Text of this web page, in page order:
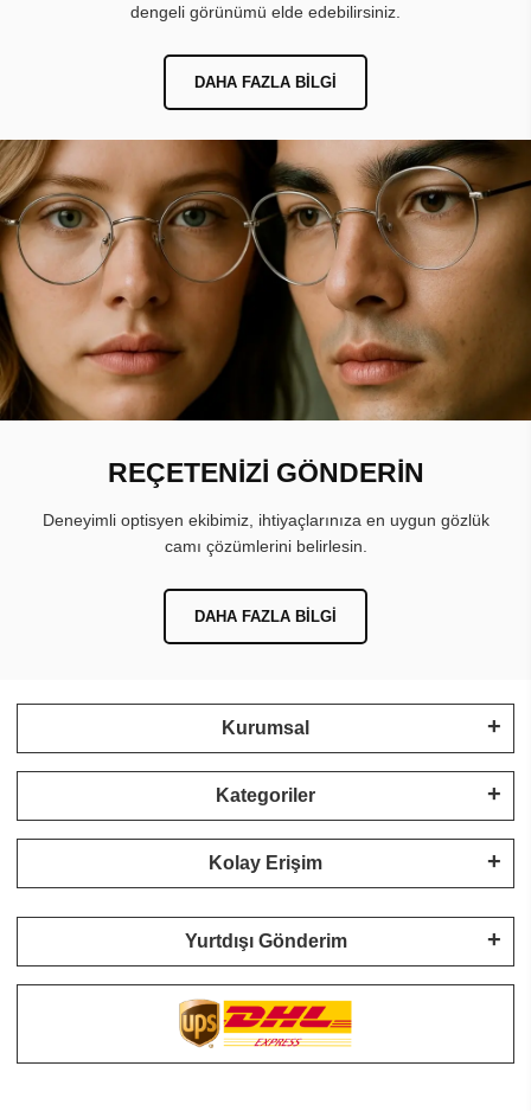
dengeli görünümü elde edebilirsiniz.
DAHA FAZLA BILGI
REÇETENİZİ GÖNDERİN
Deneyimli optisyen ekibimiz, ihtiyaçlarınıza en uygun gözlük
camı çözümlerini belirlesin.
DAHA FAZLA BILGI
Kurumsal
Kategoriler
Kolay Erişim
Yurtdışı Gönderim